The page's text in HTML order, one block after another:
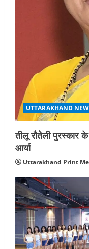
UTTARAKHAND
तीलू रौतेली पुरस्कार
आर्या
Uttarakhand Print